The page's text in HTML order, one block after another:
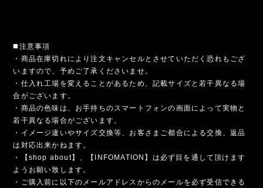
◼️注意事項
・商品在庫切れにより注文キャンセルとさせていただく恐れもござ
いますので、予めご了承くださいませ。
・仕入れ工場を変えることがあるため、記載サイズと若干異なる場
合がございます。
・商品の色味は、お手持ちのスマートフォンの画面によって実物と
若干異なる場合がございます。
・イメージ違いやサイズ交換等、お客さまご都合による交換、返品
は対応出来かねます。
・【shop about】、【INFOMATION】は必ず目を通して頂けます
ようお願い致します。
・ご購入前に以下のメールアドレスからのメールを必ず受信できる